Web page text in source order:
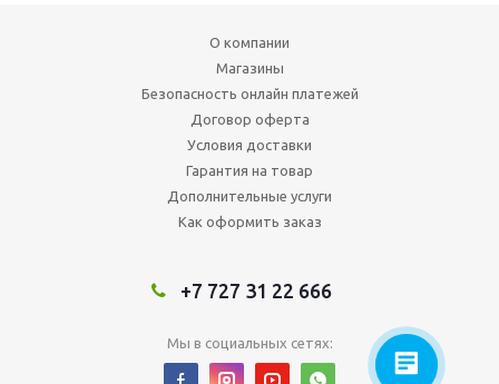
О компании
Магазины
Безопасность онлайн платежей
Договор оферта
Условия доставки
Гарантия на товар
Дополнительные услуги
Как оформить заказ
+7 727 31 22 666
Мы в социальных сетях: